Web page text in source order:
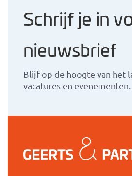
Schrijf je in
nieuwsbrief
Blijf op de hoogte van het
vacatures en evenementen.